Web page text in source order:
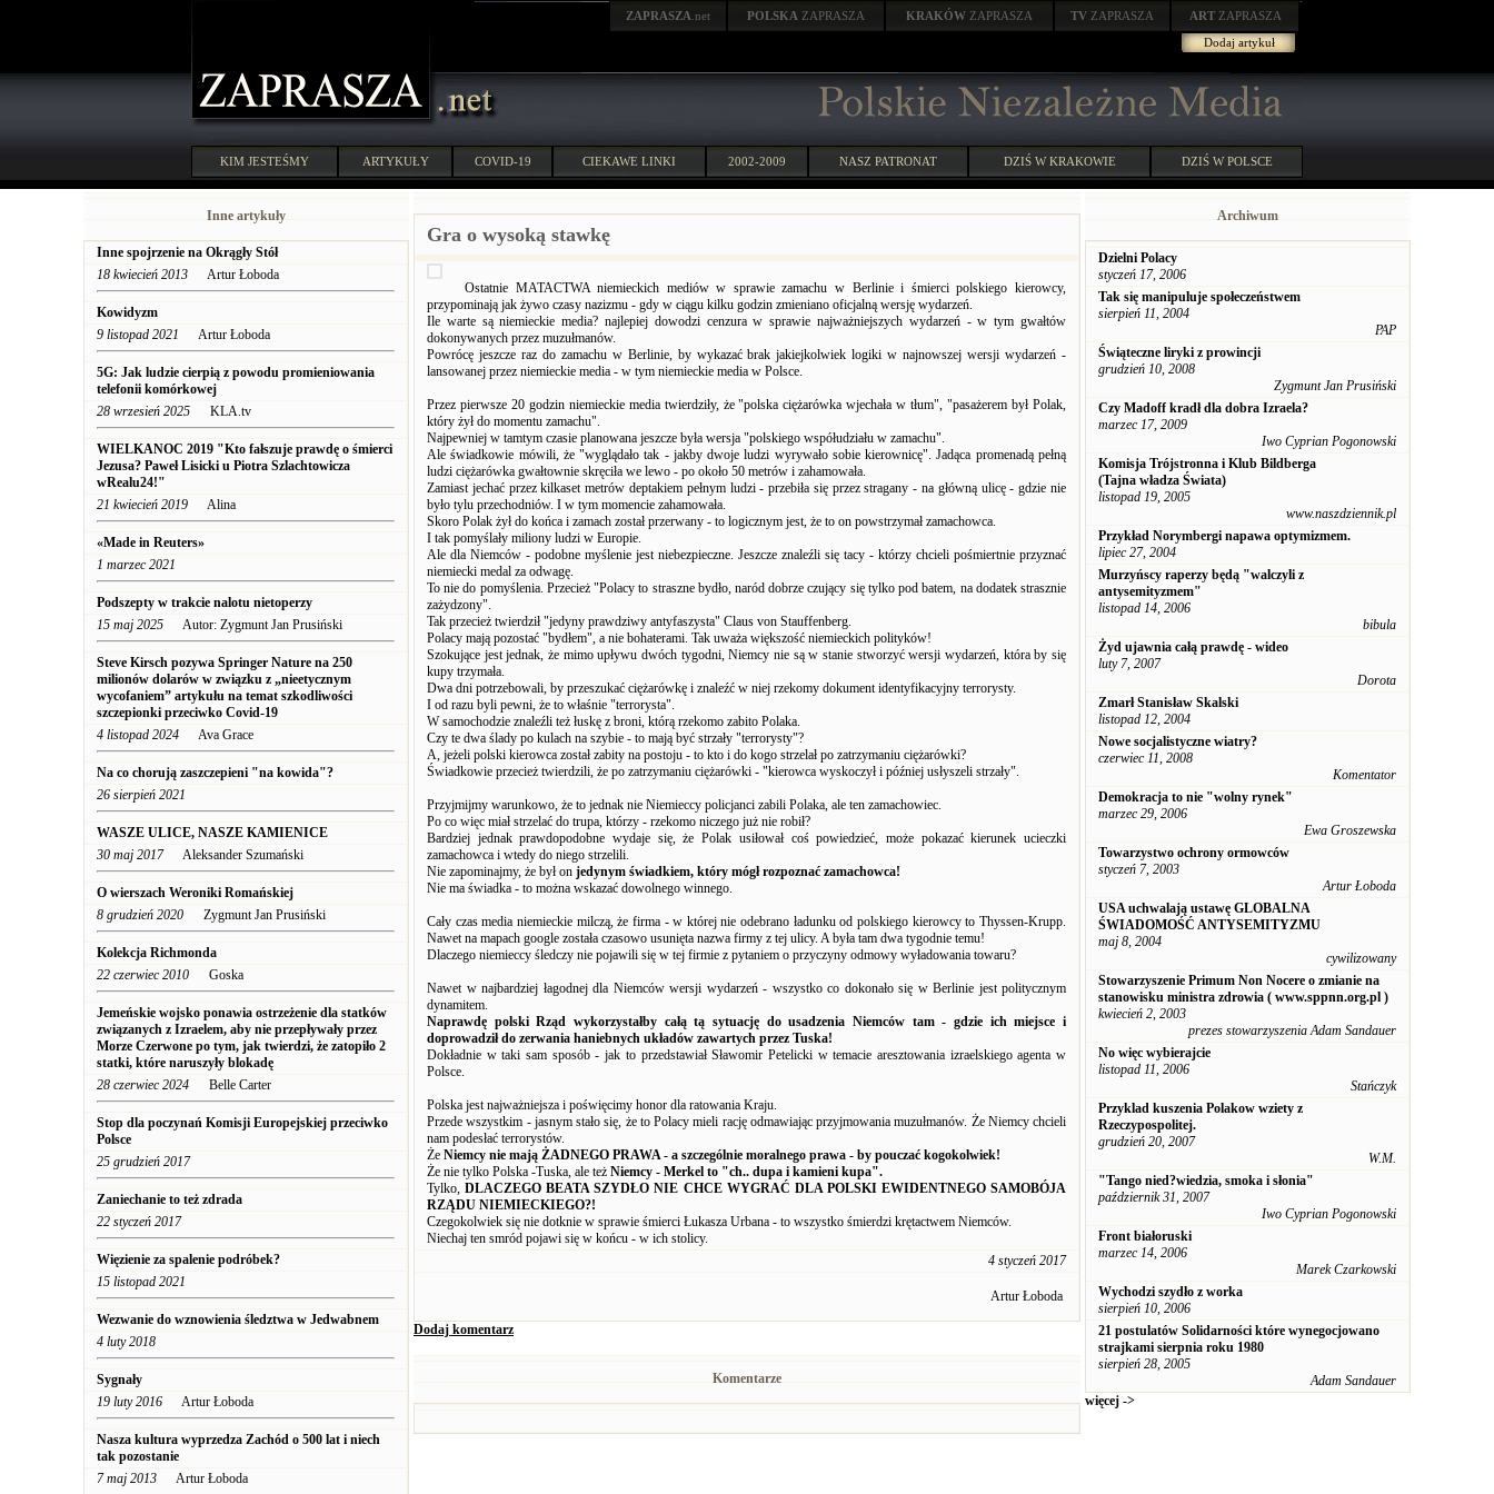
ZAPRASZA .net POLSKA ZAPRASZA KRAKÓW ZAPRASZA TV ZAPRASZA ART ZAPRASZA
Dodaj artykuł
KIM JESTEŚMY ARTYKUŁY COVID-19 CIEKAWE LINKI 2002-2009 NASZ PATRONAT DZIŚ W KRAKOWIE DZIŚ W POLSCE
Inne artykuły
Inne spojrzenie na Okrągły Stół
18 kwiecień 2013 Artur Łoboda
Kowidyzm
9 listopad 2021 Artur Łoboda
5G: Jak ludzie cierpią z powodu promieniowania
telefonii komórkowej
28 wrzesień 2025 KLA.tv
WIELKANOC 2019 "Kto fałszuje prawdę o śmierci
Jezusa? Paweł Lisicki u Piotra Szlachtowicza
wRealu24!"
21 kwiecień 2019 Alina
«Made in Reuters»
1 marzec 2021
Podszepty w trakcie nalotu nietoperzy
15 maj 2025 Autor: Zygmunt Jan Prusiński
Steve Kirsch pozywa Springer Nature na 250
milionów dolarów w związku z „nieetycznym
wycofaniem” artykułu na temat szkodliwości
szczepionki przeciwko Covid-19
4 listopad 2024 Ava Grace
Na co chorują zaszczepieni "na kowida"?
26 sierpień 2021
WASZE ULICE, NASZE KAMIENICE
30 maj 2017Aleksander Szumański
O wierszach Weroniki Romańskiej
8 grudzień 2020 Zygmunt Jan Prusiński
Kolekcja Richmonda
22 czerwiec 2010 Goska
Jemeńskie wojsko ponawia ostrzeżenie dla statków
związanych z Izraelem, aby nie przepływały przez
Morze Czerwone po tym, jak twierdzi, że zatopiło 2
statki, które naruszyły blokadę
28 czerwiec 2024 Belle Carter
Stop dla poczynań Komisji Europejskiej przeciwko
Polsce
25 grudzień 2017
Zaniechanie to też zdrada
22 styczeń 2017
Więzienie za spalenie podróbek?
15 listopad 2021
Wezwanie do wznowienia śledztwa w Jedwabnem
4 luty 2018
Sygnały
19 luty 2016 Artur Łoboda
Nasza kultura wyprzedza Zachód o 500 lat i niech
tak pozostanie
7 maj 2013 Artur Łoboda
Gra o wysoką stawkę
Ostatnie MATACTWA niemieckich mediów w sprawie zamachu w Berlinie i śmierci polskiego kierowcy,
przypominają jak żywo czasy nazizmu - gdy w ciągu kilku godzin zmieniano oficjalną wersję wydarzeń.
Ile warte są niemieckie media? najlepiej dowodzi cenzura w sprawie najważniejszych wydarzeń - w tym gwałtów
dokonywanych przez muzułmanów.
Powrócę jeszcze raz do zamachu w Berlinie, by wykazać brak jakiejkolwiek logiki w najnowszej wersji wydarzeń -
lansowanej przez niemieckie media - w tym niemieckie media w Polsce.
Przez pierwsze 20 godzin niemieckie media twierdziły, że "polska ciężarówka wjechała w tłum", "pasażerem był Polak,
który żył do momentu zamachu".
Najpewniej w tamtym czasie planowana jeszcze była wersja "polskiego współudziału w zamachu".
Ale świadkowie mówili, że "wyglądało tak - jakby dwoje ludzi wyrywało sobie kierownicę". Jadąca promenadą pełną
ludzi ciężarówka gwałtownie skręciła we lewo - po około 50 metrów i zahamowała.
Zamiast jechać przez kilkaset metrów deptakiem pełnym ludzi - przebiła się przez stragany - na główną ulicę - gdzie nie
było tylu przechodniów. I w tym momencie zahamowała.
Skoro Polak żył do końca i zamach został przerwany - to logicznym jest, że to on powstrzymał zamachowca.
I tak pomyślały miliony ludzi w Europie.
Ale dla Niemców - podobne myślenie jest niebezpieczne. Jeszcze znaleźli się tacy - którzy chcieli pośmiertnie przyznać
niemiecki medal za odwagę.
To nie do pomyślenia. Przecież "Polacy to straszne bydło, naród dobrze czujący się tylko pod batem, na dodatek strasznie
zażydzony".
Tak przecież twierdził "jedyny prawdziwy antyfaszysta" Claus von Stauffenberg.
Polacy mają pozostać "bydłem", a nie bohaterami. Tak uważa większość niemieckich polityków!
Szokujące jest jednak, że mimo upływu dwóch tygodni, Niemcy nie są w stanie stworzyć wersji wydarzeń, która by się
kupy trzymała.
Dwa dni potrzebowali, by przeszukać ciężarówkę i znaleźć w niej rzekomy dokument identyfikacyjny terrorysty.
I od razu byli pewni, że to właśnie "terrorysta".
W samochodzie znaleźli też łuskę z broni, którą rzekomo zabito Polaka.
Czy te dwa ślady po kulach na szybie - to mają być strzały "terrorysty"?
A, jeżeli polski kierowca został zabity na postoju - to kto i do kogo strzelał po zatrzymaniu ciężarówki?
Świadkowie przecież twierdzili, że po zatrzymaniu ciężarówki - "kierowca wyskoczył i później usłyszeli strzały".
Przyjmijmy warunkowo, że to jednak nie Niemieccy policjanci zabili Polaka, ale ten zamachowiec.
Po co więc miał strzelać do trupa, którzy - rzekomo niczego już nie robił?
Bardziej jednak prawdopodobne wydaje się, że Polak usiłował coś powiedzieć, może pokazać kierunek ucieczki
zamachowca i wtedy do niego strzelili.
Nie zapominajmy, że był on jedynym świadkiem, który mógł rozpoznać zamachowca!
Nie ma świadka - to można wskazać dowolnego winnego.
Cały czas media niemieckie milczą, że firma - w której nie odebrano ładunku od polskiego kierowcy to Thyssen-Krupp.
Nawet na mapach google została czasowo usunięta nazwa firmy z tej ulicy. A była tam dwa tygodnie temu!
Dlaczego niemieccy śledczy nie pojawili się w tej firmie z pytaniem o przyczyny odmowy wyładowania towaru?
Nawet w najbardziej łagodnej dla Niemców wersji wydarzeń - wszystko co dokonało się w Berlinie jest politycznym
dynamitem.
Naprawdę polski Rząd wykorzystałby całą tą sytuację do usadzenia Niemców tam - gdzie ich miejsce i
doprowadził do zerwania haniebnych układów zawartych przez Tuska!
Dokładnie w taki sam sposób - jak to przedstawiał Sławomir Petelicki w temacie aresztowania izraelskiego agenta w
Polsce.
Polska jest najważniejsza i poświęcimy honor dla ratowania Kraju.
Przede wszystkim - jasnym stało się, że to Polacy mieli rację odmawiając przyjmowania muzułmanów. Że Niemcy chcieli
nam podesłać terrorystów.
Że Niemcy nie mają ŻADNEGO PRAWA - a szczególnie moralnego prawa - by pouczać kogokolwiek!
Że nie tylko Polska -Tuska, ale też Niemcy - Merkel to "ch.. dupa i kamieni kupa".
Tylko,DLACZEGO BEATA SZYDŁO NIE CHCE WYGRAĆ DLA POLSKI EWIDENTNEGO SAMOBÓJA
RZĄDU NIEMIECKIEGO?!
Czegokolwiek się nie dotknie w sprawie śmierci Łukasza Urbana - to wszystko śmierdzi krętactwem Niemców.
Niechaj ten smród pojawi się w końcu - w ich stolicy.
4 styczeń 2017
Artur Łoboda
Dodaj komentarz
Komentarze
Archiwum
Dzielni Polacy
styczeń 17, 2006
Tak się manipuluje społeczeństwem
sierpień 11, 2004
PAP
Świąteczne liryki z prowincji
grudzień 10, 2008
Zygmunt Jan Prusiński
Czy Madoff kradł dla dobra Izraela?
marzec 17, 2009
Iwo Cyprian Pogonowski
Komisja Trójstronna i Klub Bildberga
(Tajna władza Świata)
listopad 19, 2005
www.naszdziennik.pl
Przykład Norymbergi napawa optymizmem.
lipiec 27, 2004
Murzyńscy raperzy będą "walczyli z
antysemityzmem"
listopad 14, 2006
bibula
Żyd ujawnia całą prawdę - wideo
luty 7, 2007
Dorota
Zmarł Stanisław Skalski
listopad 12, 2004
Nowe socjalistyczne wiatry?
czerwiec 11, 2008
Komentator
Demokracja to nie "wolny rynek"
marzec 29, 2006
Ewa Groszewska
Towarzystwo ochrony ormowców
styczeń 7, 2003
Artur Łoboda
USA uchwalają ustawę GLOBALNA
ŚWIADOMOŚĆ ANTYSEMITYZMU
maj 8, 2004
cywilizowany
Stowarzyszenie Primum Non Nocere o zmianie na
stanowisku ministra zdrowia ( www.sppnn.org.pl )
kwiecień 2, 2003
prezes stowarzyszenia Adam Sandauer
No więc wybierajcie
listopad 11, 2006
Stańczyk
Przyklad kuszenia Polakow wziety z
Rzeczypospolitej.
grudzień 20, 2007
W.M.
"Tango nied?wiedzia, smoka i słonia"
październik 31, 2007
Iwo Cyprian Pogonowski
Front białoruski
marzec 14, 2006
Marek Czarkowski
Wychodzi szydło z worka
sierpień 10, 2006
21 postulatów Solidarności które wynegocjowano
strajkami sierpnia roku 1980
sierpień 28, 2005
Adam Sandauer
więcej ->